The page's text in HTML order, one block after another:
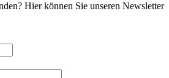
Hier können Sie unseren Newsletter